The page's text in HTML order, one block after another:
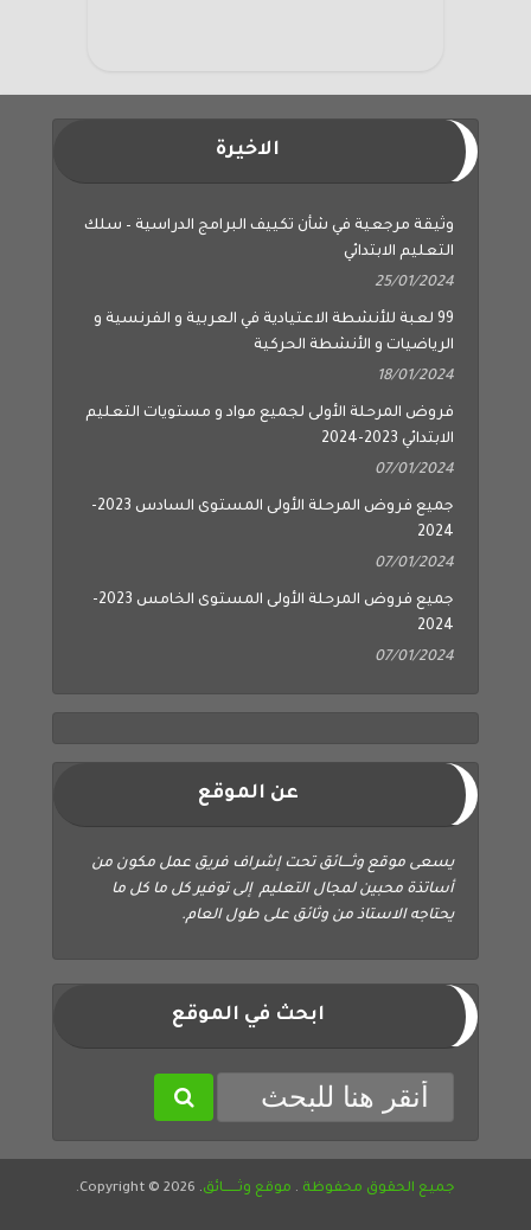
الاخيرة
وثيقة مرجعية في شأن تكييف البرامج الدراسية – سلك
التعليم الابتدائي
25/01/2024
99 لعبة للأنشطة الاعتيادية في العربية و الفرنسية و
الرياضيات و الأنشطة الحركية
18/01/2024
فروض المرحلة الأولى لجميع مواد و مستويات التعليم
الابتدائي 2023-2024
07/01/2024
جميع فروض المرحلة الأولى المستوى السادس 2023-
2024
07/01/2024
جميع فروض المرحلة الأولى المستوى الخامس 2023-
2024
07/01/2024
عن الموقع
يسعى موقع وثــــائق تحت إشراف فريق عمل مكون من
أساتذة محبين لمجال التعليم إلى توفير كل ما كل ما
يحتاجه الاستاذ من وثائق على طول العام.
ابحث في الموقع
جميع الحقوق محفوظة . موقع وثــــــائق. Copyright © 2026.